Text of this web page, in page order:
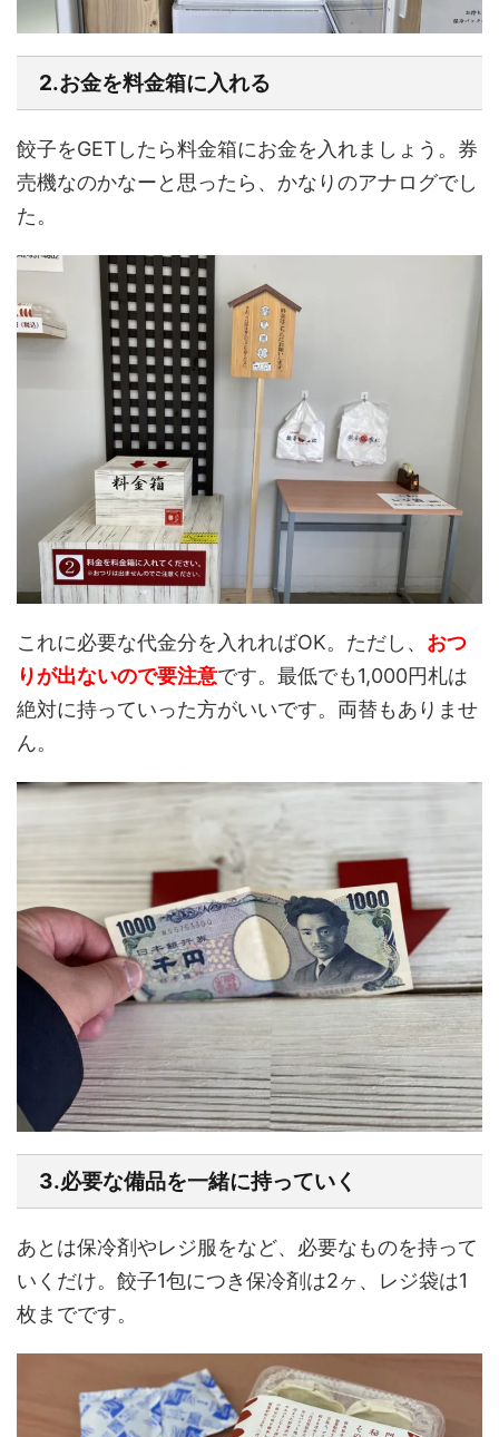
2.お金を料金箱に入れる
餃子をGETしたら料金箱にお金を入れましょう。券
売機なのかなーと思ったら、かなりのアナログでし
た。
これに必要な代金分を入れればOK。ただし、 おつ
りが出ないので要注意です。最低でも1,000円札は
絶対に持っていった方がいいです。両替もありませ
ん。
3.必要な備品を一緒に持っていく
あとは保冷剤やレジ服をなど、必要なものを持って
いくだけ。餃子1包につき保冷剤は2ヶ、レジ袋は1
枚までです。